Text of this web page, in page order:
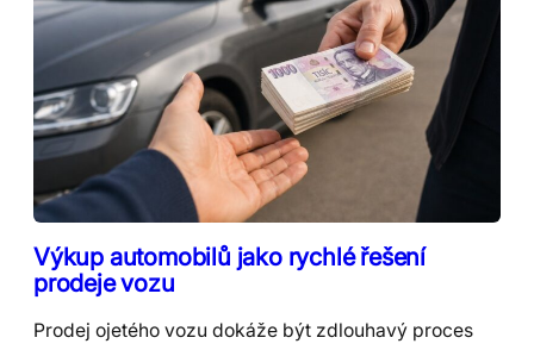
Výkup automobilů jako rychlé řešení
prodeje vozu
Prodej ojetého vozu dokáže být zdlouhavý proces